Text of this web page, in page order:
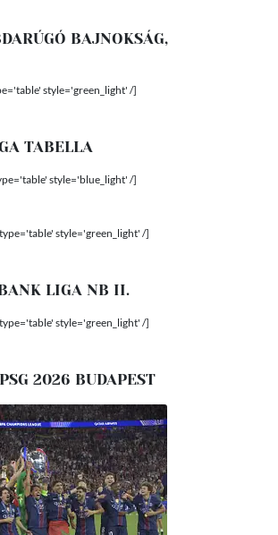
BAJNOKSÁG,
style='green_light' /]
TABELLA
style='blue_light' /]
style='green_light' /]
LIGA NB II.
style='green_light' /]
2026 BUDAPEST